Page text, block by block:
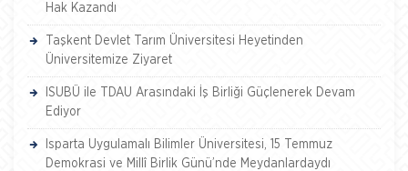
Hak Kazandı
Taşkent Devlet Tarım Üniversitesi Heyetinden
Üniversitemize Ziyaret
ISUBÜ ile TDAU Arasındaki İş Birliği Güçlenerek Devam
Ediyor
Isparta Uygulamalı Bilimler Üniversitesi, 15 Temmuz
Demokrasi ve Millî Birlik Günü’nde Meydanlardaydı